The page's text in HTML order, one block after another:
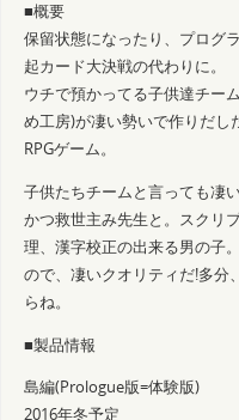
■概要
保留状態になったり、プログ
起カード大決戦の代わりに。
ウチで預かってる子供達チー
め工房)が凄い勢いで作りだし
RPGゲーム。
子供たちチームと言っても凄
かつ救世主み先生と。スクリ
理、漢字校正の出来る男の子
ので、凄いクオリティだ!多分
らね。
■製品情報
島編(Prologue版=体験版)
2016年冬予定